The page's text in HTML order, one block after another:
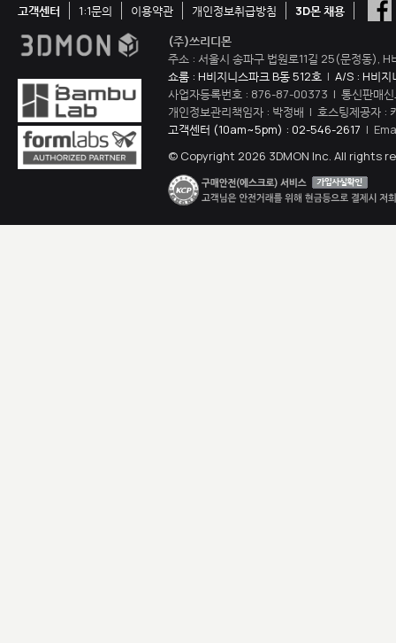
고객센터 1:1문의 이용약관 개인정보취급방침
3D몬 채용
(주)쓰리디몬
주소 : 서울시 송파구 법원로11길 25(문정동),
쇼룸 : H비지니스파크 B동 512호 | A/S : H비지
사업자등록번호 : 876-87-00373 | 통신판매
개인정보관리책임자 : 박정배 | 호스팅제공자 :
고객센터 (10am~5pm) : 02-546-2617 |
© Copyright 2026 3DMON Inc. All rights